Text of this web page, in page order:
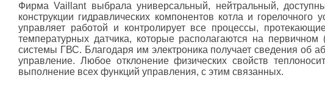
Фирма Vaillant выбрала универсальный, нейтральный,
конструкции гидравлических компонентов котла и
управляет работой и контролирует все процессы,
температурных датчика, которые располагаются на
системы ГВС. Благодаря им электроника получает сведения об
управление. Любое отклонение физических свойств
выполнение всех функций управления, с этим связанных.